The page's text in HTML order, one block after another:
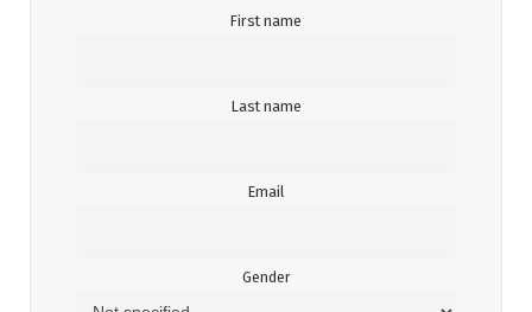
First name
Last name
Email
Gender